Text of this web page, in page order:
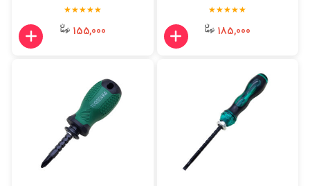
★★★★★
185,000
★★★★★
155,000